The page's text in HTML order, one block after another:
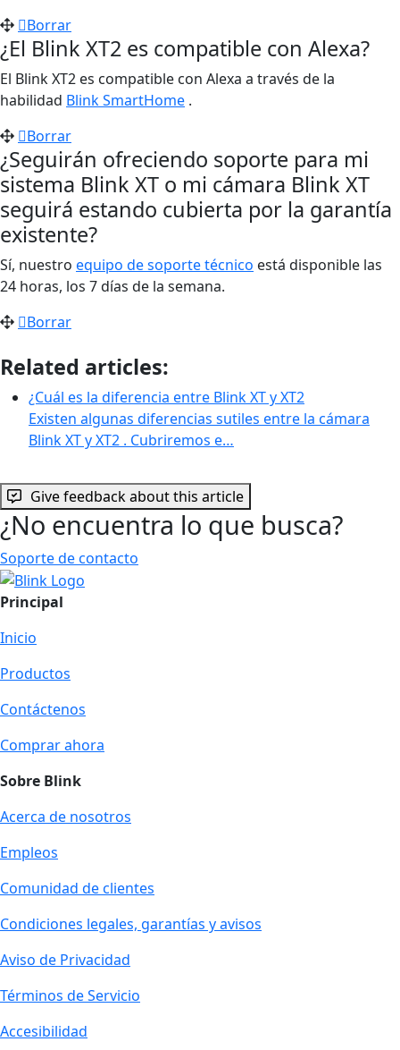
Borrar
¿El Blink XT2 es compatible con Alexa?
El Blink XT2 es compatible con Alexa a través de la
habilidad Blink SmartHome .
Borrar
¿Seguirán ofreciendo soporte para mi
sistema Blink XT o mi cámara Blink XT
seguirá estando cubierta por la garantía
existente?
Sí, nuestro equipo de soporte técnico está disponible las
24 horas, los 7 días de la semana.
Borrar
Related articles:
¿Cuál es la diferencia entre Blink XT y XT2
Existen algunas diferencias sutiles entre la cámara
Blink XT y XT2 . Cubriremos e…
Give feedback about this article
¿No encuentra lo que busca?
Soporte de contacto
Principal
Inicio
Productos
Contáctenos
Comprar ahora
Sobre Blink
Acerca de nosotros
Empleos
Comunidad de clientes
Condiciones legales, garantías y avisos
Aviso de Privacidad
Términos de Servicio
Accesibilidad